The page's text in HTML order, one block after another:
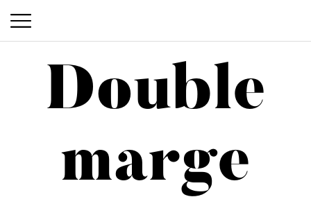
Double
marge